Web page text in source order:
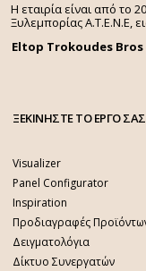
Η εταιρία είναι από το
Ξυλεμπορίας Α.Τ.Ε.Ν.Ε,
Eltop Trokoudes Bros
ΞΕΚΙΝΗΣΤΕ ΤΟ ΕΡΓΟ ΣΑΣ
Visualizer
Panel Configurator
Inspiration
Προδιαγραφές
Δειγματολόγια
Δίκτυο Συνεργατών